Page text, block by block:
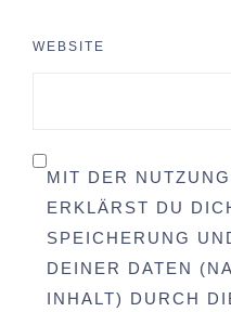
WEBSITE
MIT DER
ERKLÄRST DU
SPEICHERUNG
DEINER DATEN
INHALT) DURCH